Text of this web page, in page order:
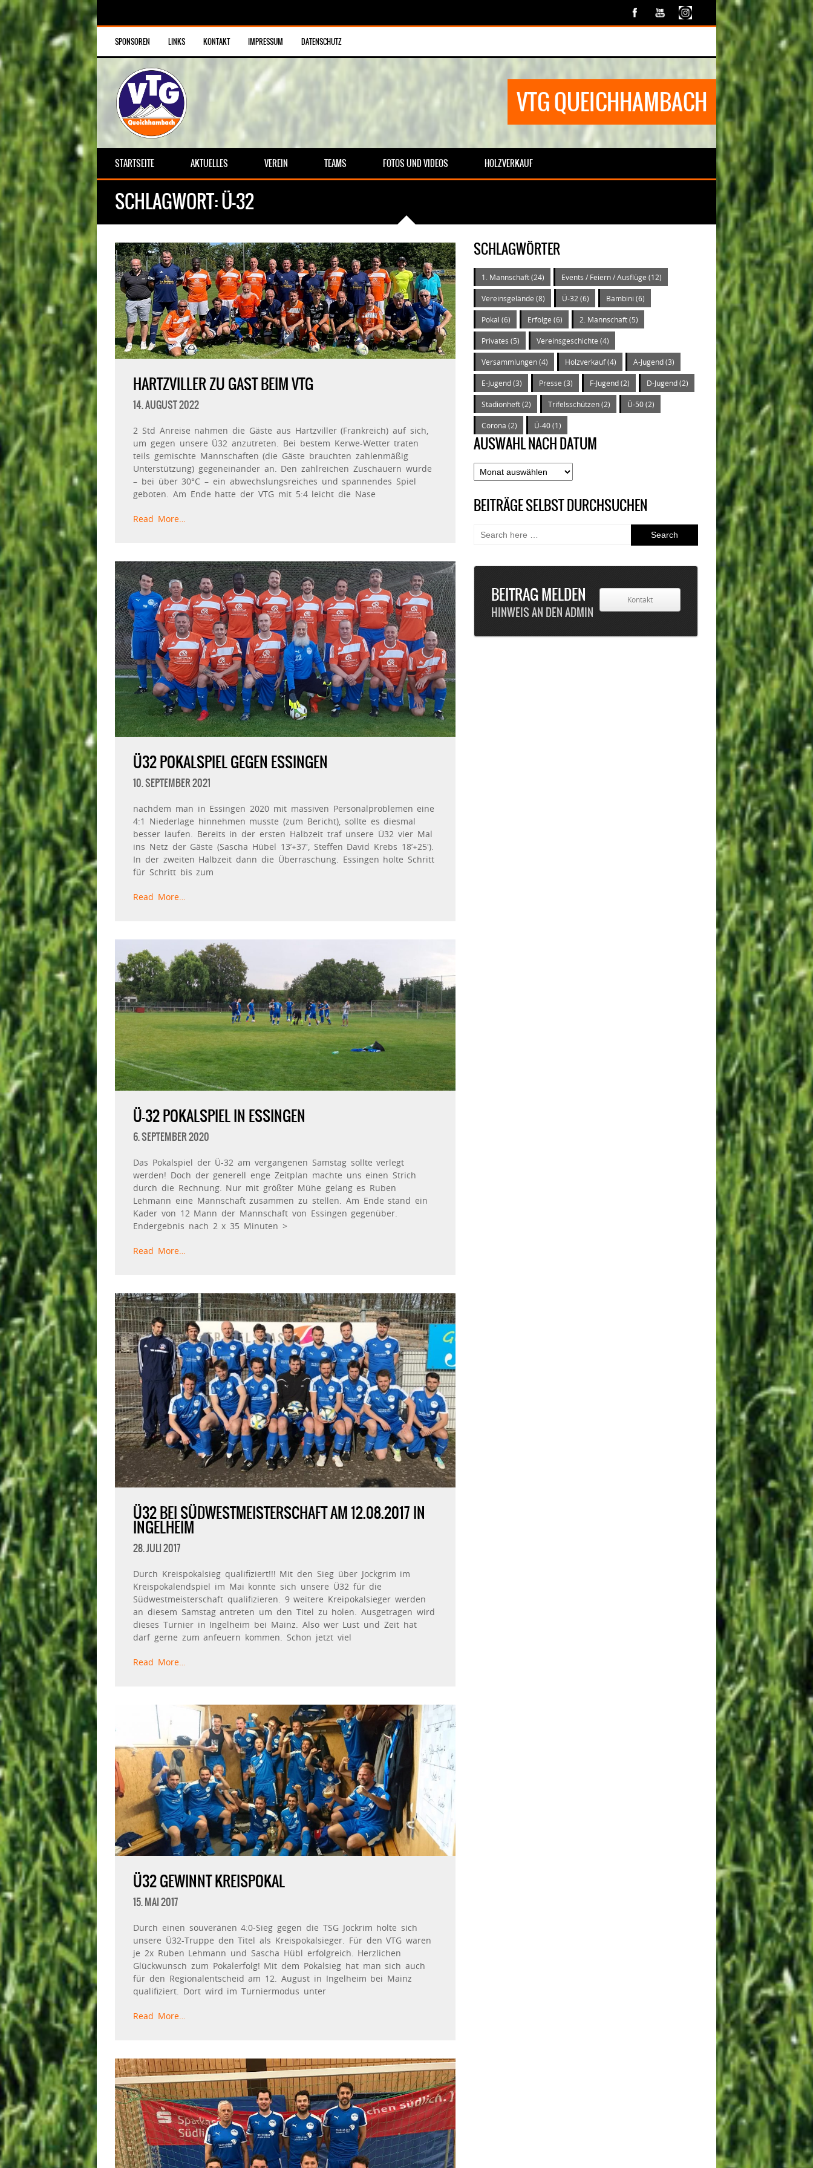
SPONSOREN LINKS KONTAKT IMPRESSUM DATENSCHUTZ
VTG QUEICHHAMBACH
STARTSEITE AKTUELLES VEREIN TEAMS FOTOS UND VIDEOS HOLZVERKAUF
SCHLAGWORT:Ü-32
HARTZVILLER ZU GAST BEIM VTG
14. AUGUST 2022
2 Std Anreise nahmen die Gäste aus Hartzviller (Frankreich) auf sich,
um gegen unsere Ü32 anzutreten. Bei bestem Kerwe-Wetter traten
teils gemischte Mannschaften (die Gäste brauchten zahlenmäßig
Unterstützung) gegeneinander an. Den zahlreichen Zuschauern wurde
– bei über 30°C – ein abwechslungsreiches und spannendes Spiel
geboten. Am Ende hatte der VTG mit 5:4 leicht die Nase
Read More…
Ü32 POKALSPIEL GEGEN ESSINGEN
10. SEPTEMBER 2021
nachdem man in Essingen 2020 mit massiven Personalproblemen eine
4:1 Niederlage hinnehmen musste (zum Bericht), sollte es diesmal
besser laufen. Bereits in der ersten Halbzeit traf unsere Ü32 vier Mal
ins Netz der Gäste (Sascha Hübel 13’+37′, Steffen David Krebs 18’+25′).
In der zweiten Halbzeit dann die Überraschung. Essingen holte Schritt
für Schritt bis zum
Read More…
Ü-32 POKALSPIEL IN ESSINGEN
6. SEPTEMBER 2020
Das Pokalspiel der Ü-32 am vergangenen Samstag sollte verlegt
werden! Doch der generell enge Zeitplan machte uns einen Strich
durch die Rechnung. Nur mit größter Mühe gelang es Ruben
Lehmann eine Mannschaft zusammen zu stellen. Am Ende stand ein
Kader von 12 Mann der Mannschaft von Essingen gegenüber.
Endergebnis nach 2 x 35 Minuten >
Read More…
Ü32 BEI SÜDWESTMEISTERSCHAFT AM 12.08.2017 IN
INGELHEIM
28. JULI 2017
Durch Kreispokalsieg qualifiziert!!! Mit den Sieg über Jockgrim im
Kreispokalendspiel im Mai konnte sich unsere Ü32 für die
Südwestmeisterschaft qualifizieren. 9 weitere Kreipokalsieger werden
an diesem Samstag antreten um den Titel zu holen. Ausgetragen wird
dieses Turnier in Ingelheim bei Mainz. Also wer Lust und Zeit hat
darf gerne zum anfeuern kommen. Schon jetzt viel
Read More…
Ü32 GEWINNT KREISPOKAL
15. MAI 2017
Durch einen souveränen 4:0-Sieg gegen die TSG Jockrim holte sich
unsere Ü32-Truppe den Titel als Kreispokalsieger. Für den VTG waren
je 2x Ruben Lehmann und Sascha Hübl erfolgreich. Herzlichen
Glückwunsch zum Pokalerfolg! Mit dem Pokalsieg hat man sich auch
für den Regionalentscheid am 12. August in Ingelheim bei Mainz
qualifiziert. Dort wird im Turniermodus unter
Read More…
SCHLAGWÖRTER
1. Mannschaft(24) Events / Feiern / Ausflüge (12)
Vereinsgelände (8) Ü-32 (6) Bambini (6)
Pokal (6) Erfolge (6) 2. Mannschaft(5)
Privates (5) Vereinsgeschichte (4)
Versammlungen(4) Holzverkauf(4) A-Jugend(3)
E-Jugend(3) Presse (3) F-Jugend(2) D-Jugend(2)
Stadionheft(2) Trifelsschützen(2) Ü-50(2)
Corona (2) Ü-40(1)
AUSWAHL NACH DATUM
Auswahl
nach
Datum
BEITRÄGE SELBST DURCHSUCHEN
BEITRAG MELDEN
HINWEIS AN DEN ADMIN
Kontakt